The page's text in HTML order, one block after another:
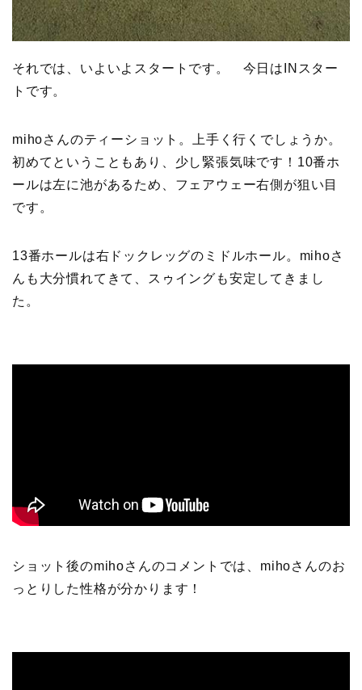
それでは、いよいよスタートです。 今日はINスター
トです。
mihoさんのティーショット。上手く行くでしょうか。
初めてということもあり、少し緊張気味です！10番ホ
ールは左に池があるため、フェアウェー右側が狙い目
です。
13番ホールは右ドックレッグのミドルホール。mihoさ
んも大分慣れてきて、スゥイングも安定してきまし
た。
ショット後のmihoさんのコメントでは、mihoさんのお
っとりした性格が分かります！